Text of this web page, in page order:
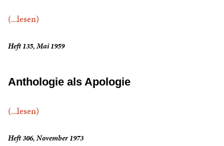
(...lesen)
Heft 135, Mai 1959
Anthologie als Apologie
(...lesen)
Heft 306, November 1973